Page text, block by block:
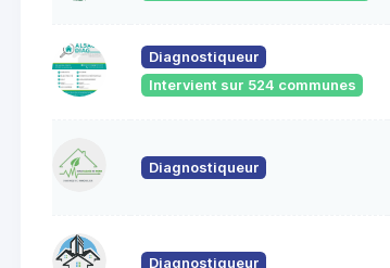
Diagnostiqueur
Intervient sur 524 communes
Diagnostiqueur
Diagnostiqueur